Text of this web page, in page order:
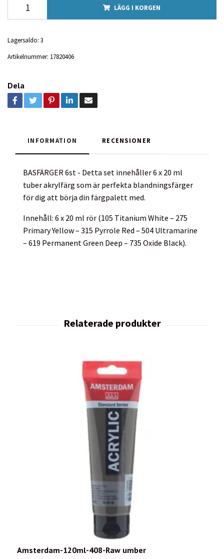
LÄGG I KORGEN
Lagersaldo: 3
Artikelnummer: 17820406
Dela
INFORMATION RECENSIONER
BASFÄRGER 6st - Detta set innehåller 6 x 20 ml
tuber akrylfärg som är perfekta blandningsfärger
för dig att börja din färgpalett med.
Innehåll: 6 x 20 ml rör (105 Titanium White – 275
Primary Yellow – 315 Pyrrole Red – 504 Ultramarine
– 619 Permanent Green Deep – 735 Oxide Black).
Amsterdam-120ml-408-Raw umber